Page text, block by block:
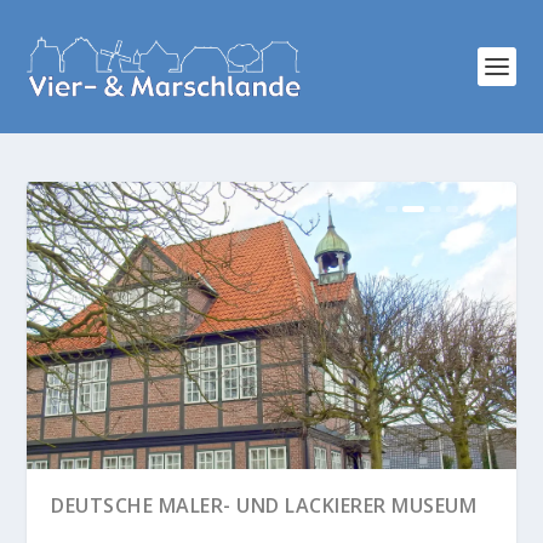
DIE GESCHICHTE DER FÄHRVERBINDUNG
DEUTSCHE MALER- UND LACKIERER MUSEUM